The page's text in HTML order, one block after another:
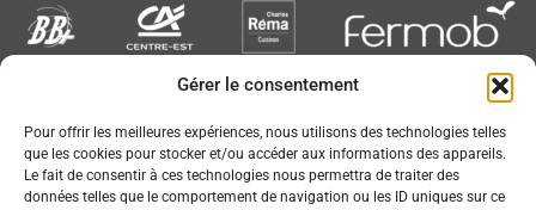
Gérer le consentement
Pour offrir les meilleures expériences, nous utilisons des technologies telles
que les cookies pour stocker et/ou accéder aux informations des appareils.
Le fait de consentir à ces technologies nous permettra de traiter des
données telles que le comportement de navigation ou les ID uniques sur ce
Newsletter